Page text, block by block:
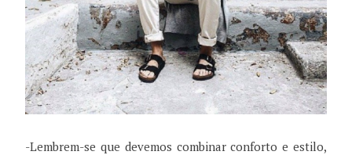
-Lembrem-se que devemos combinar conforto e estilo,